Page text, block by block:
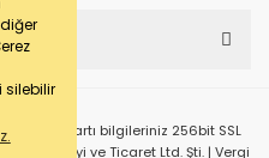
silebilir
Kredi kartı bilgileriniz 256bit SSL
Sanayi ve Ticaret Ltd. Şti. | Vergi